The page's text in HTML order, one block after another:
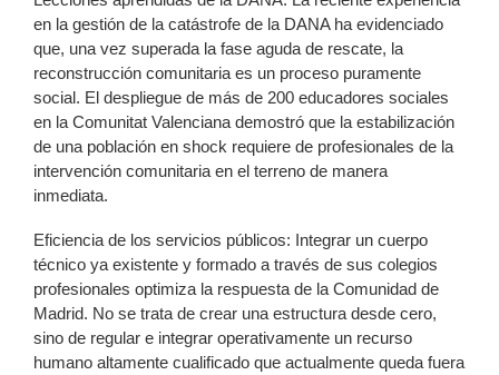
en la gestión de la catástrofe de la DANA ha evidenciado
que, una vez superada la fase aguda de rescate, la
reconstrucción comunitaria es un proceso puramente
social. El despliegue de más de 200 educadores sociales
en la Comunitat Valenciana demostró que la estabilización
de una población en shock requiere de profesionales de la
intervención comunitaria en el terreno de manera
inmediata.
Eficiencia de los servicios públicos: Integrar un cuerpo
técnico ya existente y formado a través de sus colegios
profesionales optimiza la respuesta de la Comunidad de
Madrid. No se trata de crear una estructura desde cero,
sino de regular e integrar operativamente un recurso
humano altamente cualificado que actualmente queda fuera